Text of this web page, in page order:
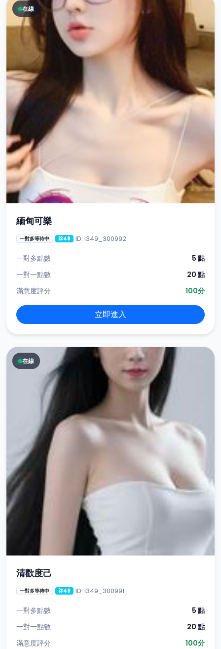
在線
緬甸可樂
一對多等待中 i349 ID: i349_300992
一對多點數
5 點
一對一點數
20 點
滿意度評分
100分
立即進入
在線
清歡度己
一對多等待中 i349 ID: i349_300991
一對多點數
5 點
一對一點數
20 點
滿意度評分
100分